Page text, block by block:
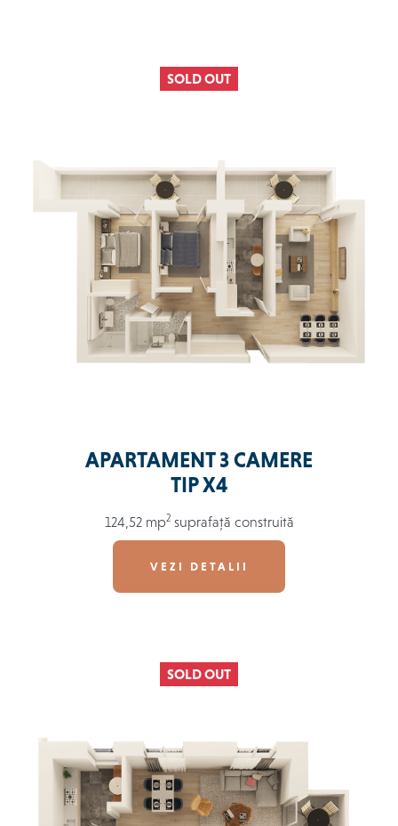
SOLD OUT
APARTAMENT 3 CAMERE
TIP X4
124,52 mp2 suprafață construită
VEZI DETALII
SOLD OUT